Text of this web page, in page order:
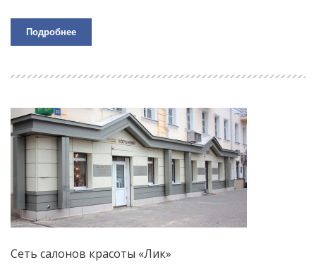
Подробнее
Сеть салонов красоты «Лик»